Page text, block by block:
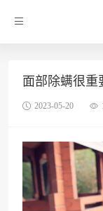
面部除螨很重
2023-05-20